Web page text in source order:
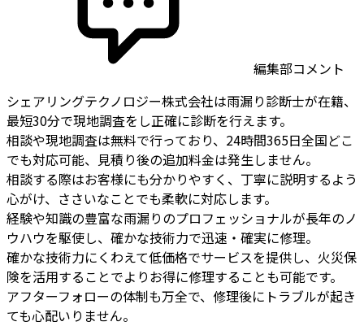
編集部コメント
シェアリングテクノロジー株式会社は雨漏り診断士が在籍、
最短30分で現地調査をし正確に診断を行えます。
相談や現地調査は無料で行っており、24時間365日全国どこ
でも対応可能、見積り後の追加料金は発生しません。
相談する際はお客様にも分かりやすく、丁寧に説明するよう
心がけ、ささいなことでも柔軟に対応します。
経験や知識の豊富な雨漏りのプロフェッショナルが長年のノ
ウハウを駆使し、確かな技術力で迅速・確実に修理。
確かな技術力にくわえて低価格でサービスを提供し、火災保
険を活用することでよりお得に修理することも可能です。
アフターフォローの体制も万全で、修理後にトラブルが起き
ても心配いりません。